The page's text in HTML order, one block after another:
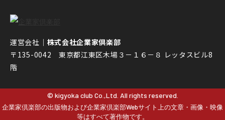
運営会社｜ 株式会社企業家倶楽部
〒135-0042 東京都江東区木場３－１６－８ レッタスビル8
階
© kigyoka club Co.,Ltd. All rights reserved.
企業家倶楽部の出版物および企業家倶楽部Webサイト上の文章・画像・映像
等はすべて著作物です。